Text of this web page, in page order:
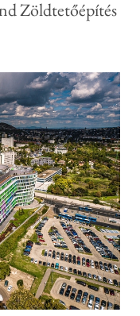
Zöldtetőépítés